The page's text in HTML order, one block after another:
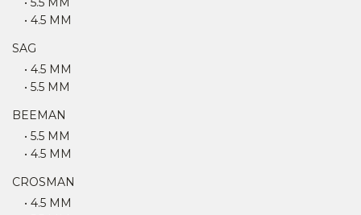
• 4.5 MM
SAG
• 4.5 MM
• 5.5 MM
BEEMAN
• 5.5 MM
• 4.5 MM
CROSMAN
• 4.5 MM